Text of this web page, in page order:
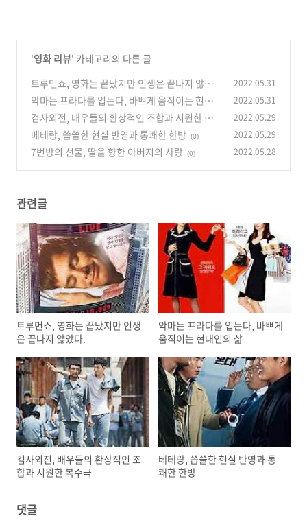
'영화 리뷰' 카테고리의 다른 글
트루먼쇼, 영화는 끝났지만 인생은 끝나지 않았
다. (0)
2022.05.31
악마는 프라다를 입는다, 바쁘게 움직이는 현대
인의 삶 (0)
2022.05.31
검사외전, 배우들의 환상적인 조합과 시원한 복
수극
(0)
2022.05.29
베테랑, 씁쓸한 현실 반영과 통쾌한 한방 (0) 2022.05.29
7번방의 선물, 딸을 향한 아버지의 사랑 (0) 2022.05.28
관련글
트루먼쇼, 영화는 끝났지만 인생
은 끝나지 않았다.
악마는 프라다를 입는다, 바쁘게
움직이는 현대인의 삶
검사외전, 배우들의 환상적인 조
합과 시원한 복수극
베테랑, 씁쓸한 현실 반영과 통
쾌한 한방
댓글